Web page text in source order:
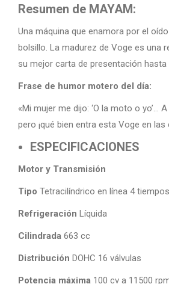
Resumen de MAYAM:
Una máquina que enamora por el
bolsillo. La madurez de Voge es una
su mejor carta de presentación hasta
Frase de humor motero del día:
«Mi mujer me dijo: ‘O la moto o yo’…
pero ¡qué bien entra esta Voge en las
ESPECIFICACIONES
Motor y Transmisión
Tipo Tetracilíndrico en línea 4 tiempos
Refrigeración Líquida
Cilindrada 663 cc
Distribución DOHC 16 válvulas
Potencia máxima 100 cv a 11500